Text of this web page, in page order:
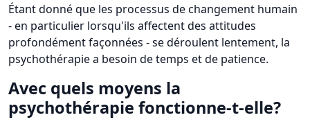
Étant donné que les processus de changement humain
- en particulier lorsqu'ils affectent des attitudes
profondément façonnées - se déroulent lentement, la
psychothérapie a besoin de temps et de patience.
Avec quels moyens la
psychothérapie fonctionne-t-elle?